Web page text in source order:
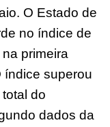
O Estado de
no índice de
primeira
índice superou
do
dados da